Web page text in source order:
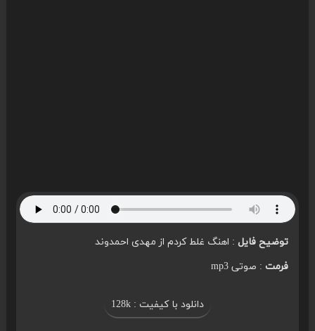
توضیح فایل: اهنگ غلط کردم از مهدی احمدوند
فرمت: صوتی mp3
دانلود با کیفیت : 128k